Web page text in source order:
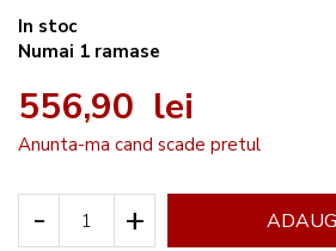
In stoc
Numai 1 ramase
556,90 lei
Anunta-ma cand scade pretul
- +